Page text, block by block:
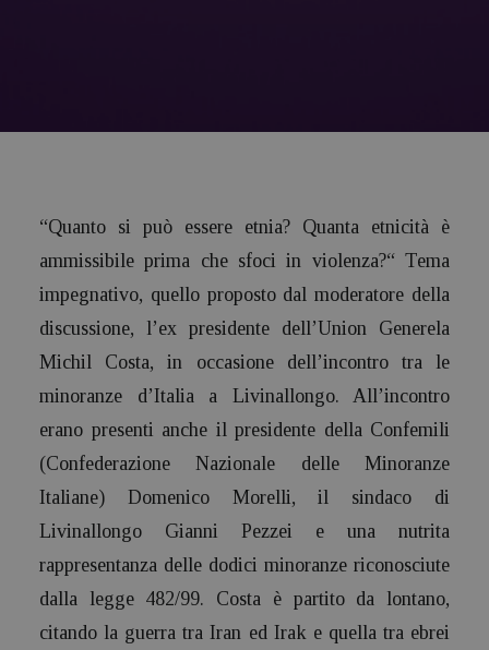
“Quanto si può essere etnia? Quanta etnicità è
ammissibile prima che sfoci in violenza?“ Tema
impegnativo, quello proposto dal moderatore della
discussione, l’ex presidente dell’Union Generela
Michil Costa, in occasione dell’incontro tra le
minoranze d’Italia a Livinallongo. All’incontro
erano presenti anche il presidente della Confemili
(Confederazione Nazionale delle Minoranze
Italiane) Domenico Morelli, il sindaco di
Livinallongo Gianni Pezzei e una nutrita
rappresentanza delle dodici minoranze riconosciute
dalla legge 482/99. Costa è partito da lontano,
citando la guerra tra Iran ed Irak e quella tra ebrei